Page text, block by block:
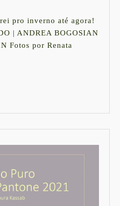
pro inverno até agora!
| ANDREA BOGOSIAN
Fotos por Renata